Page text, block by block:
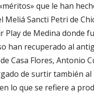
que le han
Meliá Sancti Petri de
Play de Medina donde
han recuperado al
Casa Flores, Antonio
de surtir también al
lo que se refiere a